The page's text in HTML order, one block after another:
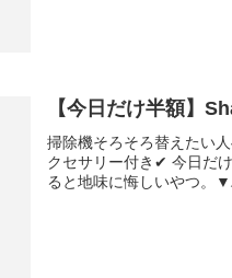
【今日だけ半額】
掃除機そろそろ替えたい
クセサリー付き✔ 今日だ
ると地味に悔しいやつ。